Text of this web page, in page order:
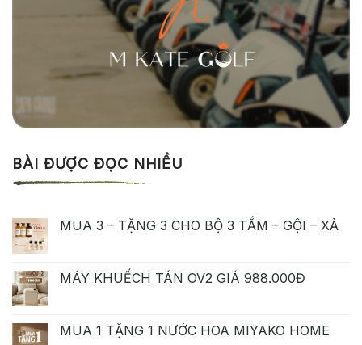
BÀI ĐƯỢC ĐỌC NHIỀU
MUA 3 – TẶNG 3 CHO BỘ 3 TẮM – GỘI – XẢ
MÁY KHUẾCH TÁN OV2 GIÁ 988.000Đ
MUA 1 TẶNG 1 NƯỚC HOA MIYAKO HOME